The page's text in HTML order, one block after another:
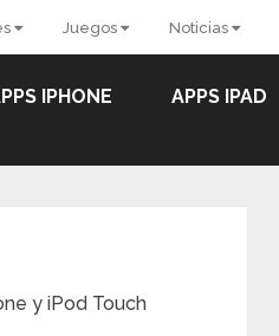
Juegos Noticias
IPHONE APPS IPAD
y iPod Touch